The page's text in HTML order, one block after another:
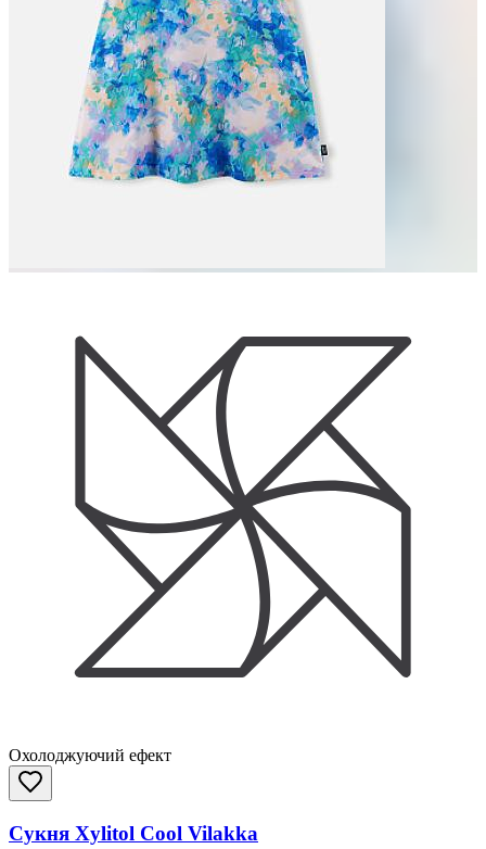
Охолоджуючий ефект
Сукня Xylitol Cool Vilakka